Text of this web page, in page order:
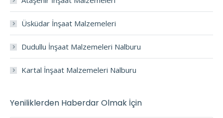
Üsküdar İnşaat Malzemeleri
Dudullu İnşaat Malzemeleri Nalburu
Kartal İnşaat Malzemeleri Nalburu
Yeniliklerden Haberdar Olmak İçin